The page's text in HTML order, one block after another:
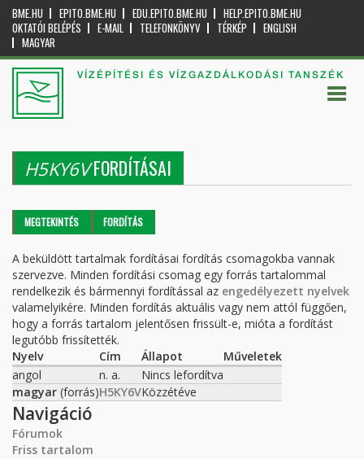
BME.HU EPITO.BME.HU EDU.EPITO.BME.HU
HELP.EPITO.BME.HU
OKTATÓI BELÉPÉS
E-MAIL TELEFONKÖNYV TÉRKÉP
ENGLISH
MAGYAR
VÍZÉPÍTÉSI ÉS VÍZGAZDÁLKODÁSI TANSZÉK
H5KY6VFORDÍTÁSAI
Elsődleges fülek
MEGTEKINTÉS FORDÍTÁS
A beküldött tartalmak fordításai fordítás csomagokba vannak
szervezve. Minden fordítási csomag egy forrás tartalommal
rendelkezik és bármennyi fordítással az engedélyezett nyelvek
valamelyikére. Minden fordítás aktuális vagy nem attól függően,
hogy a forrás tartalom jelentősen frissült-e, mióta a fordítást
legutóbb frissítették.
Nyelv
Cím Állapot
Műveletek
angol
n. a.
Nincs lefordítva
magyar (forrás)H5KY6VKözzétéve
Navigáció
Fórumok
Friss tartalom